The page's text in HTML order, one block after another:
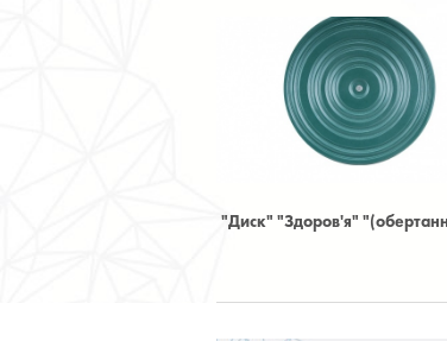
Іплікатор Кузнєцова